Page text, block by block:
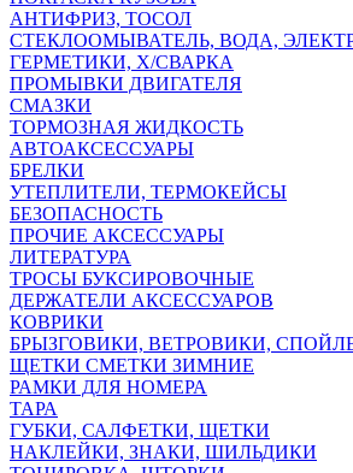
АНТИФРИЗ, ТОСОЛ
СТЕКЛООМЫВАТЕЛЬ, ВОДА,
ГЕРМЕТИКИ, Х/СВАРКА
ПРОМЫВКИ ДВИГАТЕЛЯ
СМАЗКИ
ТОРМОЗНАЯ ЖИДКОСТЬ
АВТОАКСЕССУАРЫ
БРЕЛКИ
УТЕПЛИТЕЛИ, ТЕРМОКЕЙСЫ
БЕЗОПАСНОСТЬ
ПРОЧИЕ АКСЕССУАРЫ
ЛИТЕРАТУРА
ТРОСЫ БУКСИРОВОЧНЫЕ
ДЕРЖАТЕЛИ АКСЕССУАРОВ
КОВРИКИ
БРЫЗГОВИКИ, ВЕТРОВИКИ,
ЩЕТКИ СМЕТКИ ЗИМНИЕ
РАМКИ ДЛЯ НОМЕРА
ТАРА
ГУБКИ, САЛФЕТКИ, ЩЕТКИ
НАКЛЕЙКИ, ЗНАКИ, ШИЛЬДИКИ